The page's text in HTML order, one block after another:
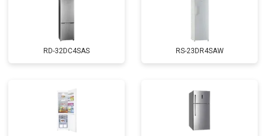
RD-32DC4SAS RS-23DR4SAW